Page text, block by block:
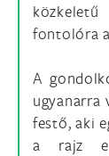
fontolóra
A
festő, aki
a rajz